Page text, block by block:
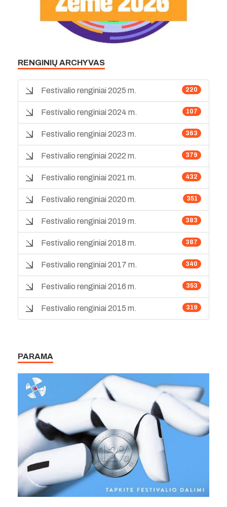
RENGINIŲ ARCHYVAS
220
Festivalio renginiai 2025 m.
107
Festivalio renginiai 2024 m.
363
Festivalio renginiai 2023 m.
379
Festivalio renginiai 2022 m.
432
Festivalio renginiai 2021 m.
351
Festivalio renginiai 2020 m.
383
Festivalio renginiai 2019 m.
387
Festivalio renginiai 2018 m.
340
Festivalio renginiai 2017 m.
353
Festivalio renginiai 2016 m.
319
Festivalio renginiai 2015 m.
PARAMA